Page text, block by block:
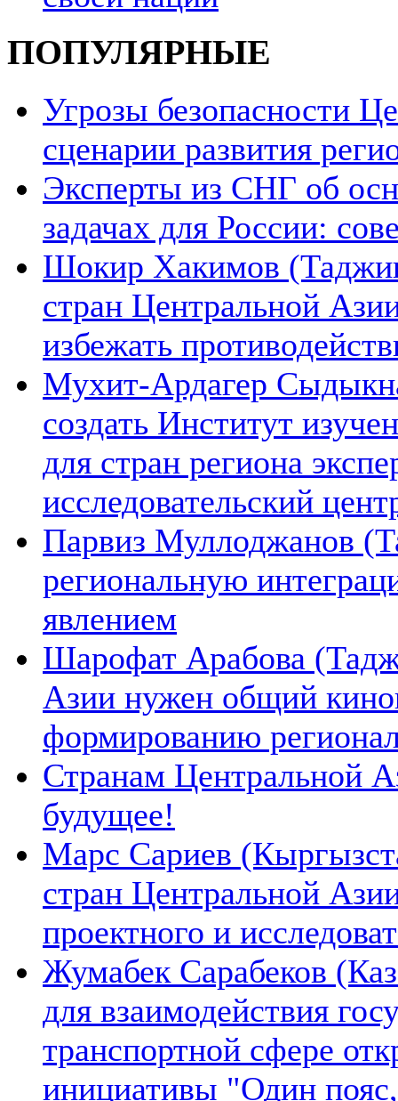
ПОПУЛЯРНЫЕ
Угрозы безопасности
сценарии развития
Эксперты из СНГ об
задачах для России:
Шокир Хакимов
стран Центральной
избежать
Мухит-Ардагер
создать Институт
для стран региона
исследовательский
Парвиз Муллоджанов
региональную
явлением
Шарофат Арабова
Азии нужен общий
формированию
Странам Центральной
будущее!
Марс Сариев
стран Центральной
проектного и
Жумабек Сарабеков
для взаимодействия
транспортной сфере
инициативы "Один